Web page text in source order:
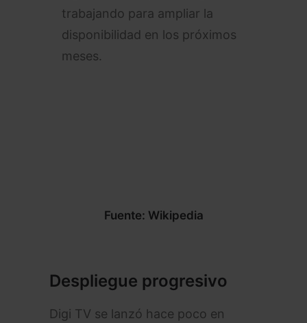
trabajando para ampliar la
disponibilidad en los próximos
meses.
Fuente: Wikipedia
Despliegue progresivo
Digi TV se lanzó hace poco en